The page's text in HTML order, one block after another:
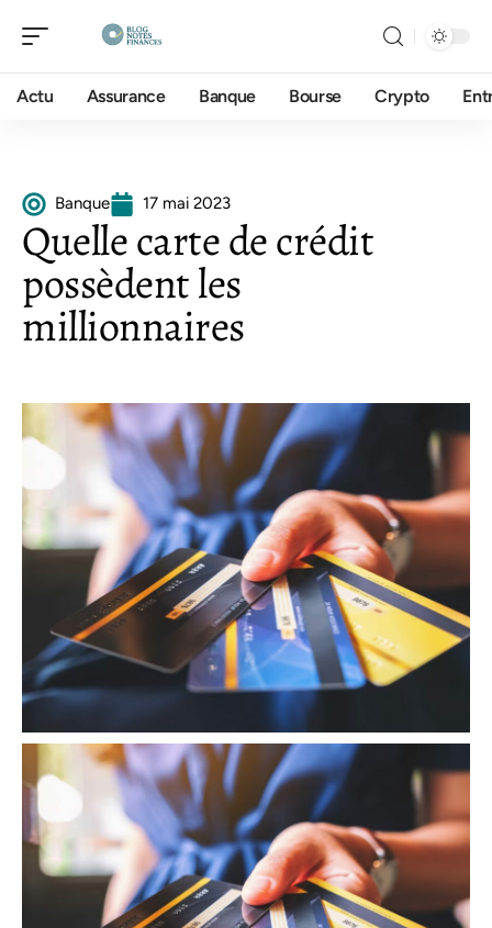
Actu Assurance Banque Bourse Crypto
Banque 17 mai 2023
Quelle carte de crédit
possèdent les
millionnaires